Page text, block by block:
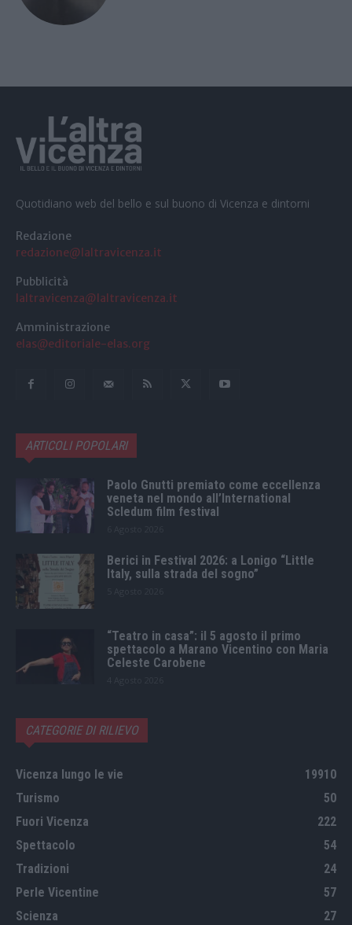
Quotidiano web del bello e sul buono di Vicenza e dintorni
Redazione
redazione@laltravicenza.it
Pubblicità
laltravicenza@laltravicenza.it
Amministrazione
elas@editoriale-elas.org
ARTICOLI POPOLARI
Paolo Gnutti premiato come eccellenza
veneta nel mondo all’International
Scledum film festival
Berici in Festival 2026: a Lonigo “Little
Italy, sulla strada del sogno”
“Teatro in casa”: il 5 agosto il primo
spettacolo a Marano Vicentino con Maria
Celeste Carobene
CATEGORIE DI RILIEVO
Vicenza lungo le vie
19910
Turismo
50
Fuori Vicenza
222
Spettacolo
54
Tradizioni
24
Perle Vicentine
57
Scienza
27